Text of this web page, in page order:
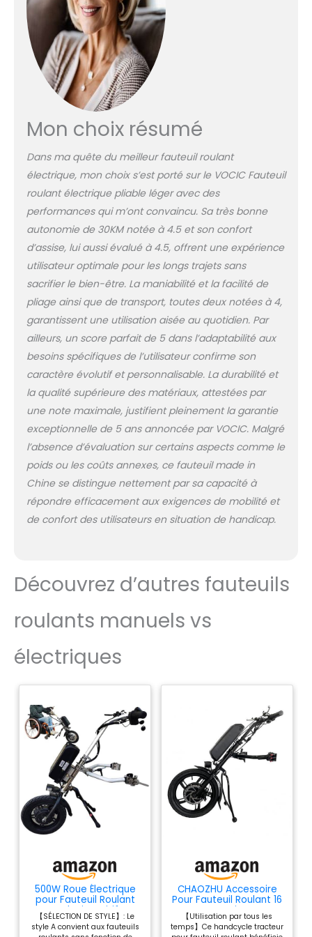
Mon choix résumé
Dans ma quête du meilleur fauteuil roulant
électrique, mon choix s’est porté sur le VOCIC Fauteuil
roulant électrique pliable léger avec des
performances qui m’ont convaincu. Sa très bonne
autonomie de 30KM notée à 4.5 et son confort
d’assise, lui aussi évalué à 4.5, offrent une expérience
utilisateur optimale pour les longs trajets sans
sacrifier le bien-être. La maniabilité et la facilité de
pliage ainsi que de transport, toutes deux notées à 4,
garantissent une utilisation aisée au quotidien. Par
ailleurs, un score parfait de 5 dans l’adaptabilité aux
besoins spécifiques de l’utilisateur confirme son
caractère évolutif et personnalisable. La durabilité et
la qualité supérieure des matériaux, attestées par
une note maximale, justifient pleinement la garantie
exceptionnelle de 5 ans annoncée par VOCIC. Malgré
l’absence d’évaluation sur certains aspects comme le
poids ou les coûts annexes, ce fauteuil made in
Chine se distingue nettement par sa capacité à
répondre efficacement aux exigences de mobilité et
de confort des utilisateurs en situation de handicap.
Découvrez d’autres fauteuils
roulants manuels vs
électriques
500W Roue Électrique
pour Fauteuil Roulant
Manuel, Dispositif De
Traction Pour Fauteuil
Roulant (Manuel →
【SÉLECTION DE STYLE】: Le
style A convient aux fauteuils
CHAOZHU Accessoire
Pour Fauteuil Roulant 16
Pouces Kits De
Conversion Pour
Tracteur à VéLo à Main
【Utilisation par tous les
temps】Ce handcycle tracteur